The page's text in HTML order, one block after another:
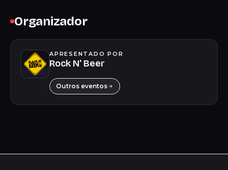
Organizador
APRESENTADO POR
Rock N' Beer
Outros eventos